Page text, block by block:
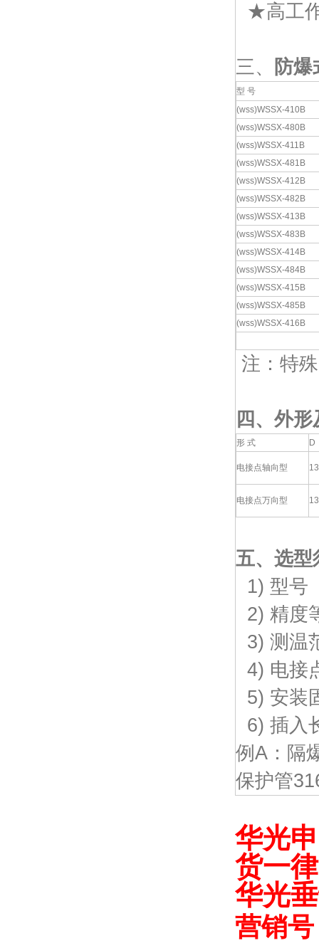
★高工
三、 防
型 号
(wss)WSSX-410B
(wss)WSSX-480B
(wss)WSSX-411B
(wss)WSSX-481B
(wss)WSSX-412B
(wss)WSSX-482B
(wss)WSSX-413B
(wss)WSSX-483B
(wss)WSSX-414B
(wss)WSSX-484B
(wss)WSSX-415B
(wss)WSSX-485B
(wss)WSSX-416B
注：特
四、 外形
形 式 D
电接点轴向型
电接点万向型
五、 选型
1) 型号
2) 精度
3) 测温
4) 电接
5) 安装
6) 插入
例A：隔
保护管
华光
货一律
华光
营销